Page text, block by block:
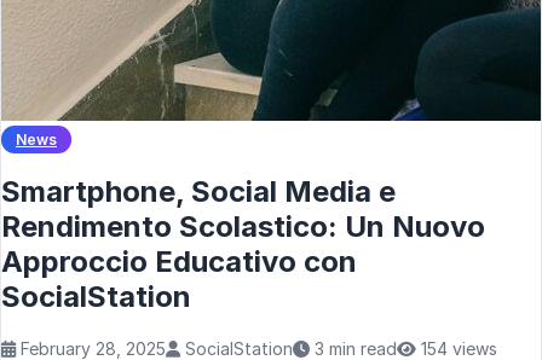
News
Smartphone, Social Media e
Rendimento Scolastico: Un Nuovo
Approccio Educativo con
SocialStation
February 28, 2025 SocialStation 3 min read 154 views